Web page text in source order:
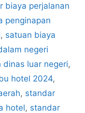
biaya perjalanan
penginapan
, satuan biaya
negeri
dinas luar negeri,
hotel 2024,
, standar
hotel, standar